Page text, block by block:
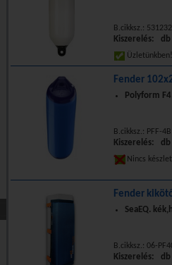
B.cikksz.:
Kiszerelés: db
Fender
Polyform
B.cikksz.: PFF-4B
Kiszerelés: db
Nincs
Fender
SeaEQ.
B.cikksz.: 06-
Kiszerelés: db